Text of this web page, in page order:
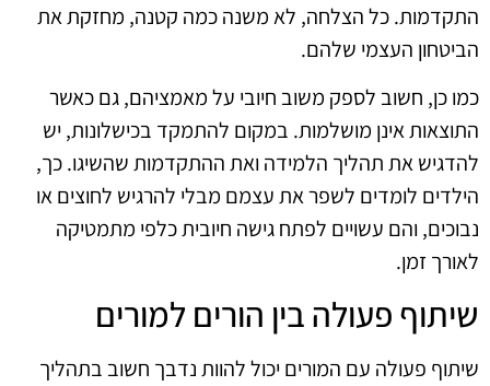
התקדמות. כל הצלחה, לא משנה כמה קטנה, מחזקת את
הביטחון העצמי שלהם.
כמו כן, חשוב לספק משוב חיובי על מאמציהם, גם כאשר
התוצאות אינן מושלמות. במקום להתמקד בכישלונות, יש
להדגיש את תהליך הלמידה ואת ההתקדמות שהשיגו. כך,
הילדים לומדים לשפר את עצמם מבלי להרגיש לחוצים או
נבוכים, והם עשויים לפתח גישה חיובית כלפי מתמטיקה
לאורך זמן.
שיתוף פעולה בין הורים למורים
שיתוף פעולה עם המורים יכול להוות נדבך חשוב בתהליך